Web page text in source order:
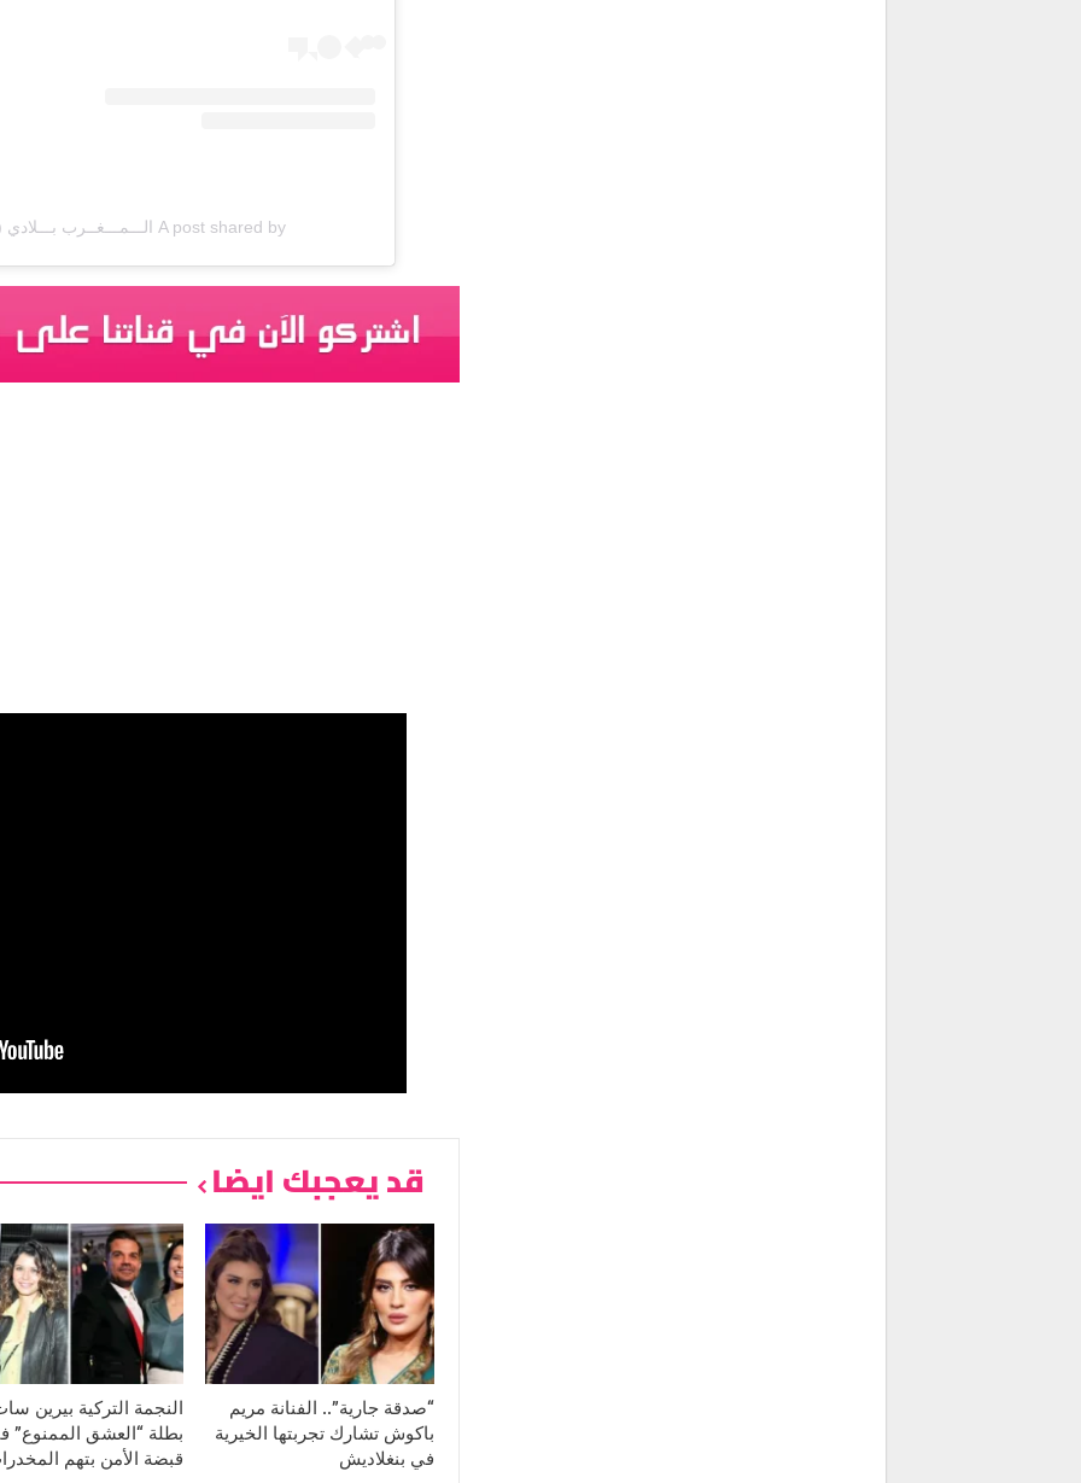
A post shared by الـــمـــغــرب بـــلادي (@morocco_beladi)
قد يعجبك ايضا
“صدقة جارية”.. الفنانة مريم
باكوش تشارك تجربتها الخيرية
في بنغلاديش
النجمة التركية بيرين
بطلة “العشق الممنوع”
قبضة الأمن بتهم